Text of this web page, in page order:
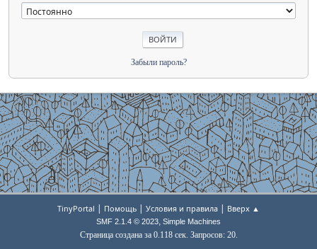
Забыли пароль?
TinyPortal | Помощь | Условия и правила | Вверх ▲
SMF 2.1.4 © 2023, Simple Machines
Страница создана за 0.118 сек. Запросов: 20.